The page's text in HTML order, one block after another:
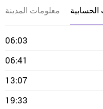
الحسابية معلومات المدينة
06:03
06:41
13:07
19:33